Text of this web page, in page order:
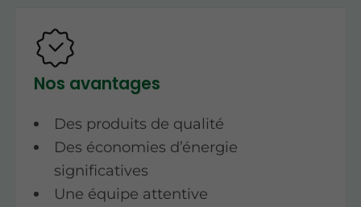
Nos avantages
Des produits de qualité
Des économies d’énergie
significatives
Une équipe attentive